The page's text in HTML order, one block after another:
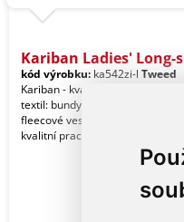
Kariban Ladies' Long-
kód výrobku: ka542zi-l Tweed
Kariban - kvalitní značkový
textil: bundy, mikiny, větrovky,
fleecové vesty pro ženy. - Kariban,
kvalitní praco